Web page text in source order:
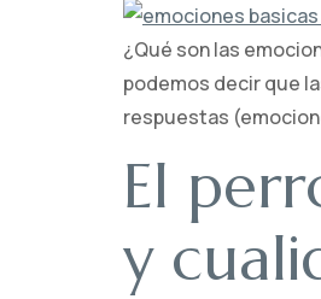
¿Qué son las
podemos decir que
respuestas
El
y